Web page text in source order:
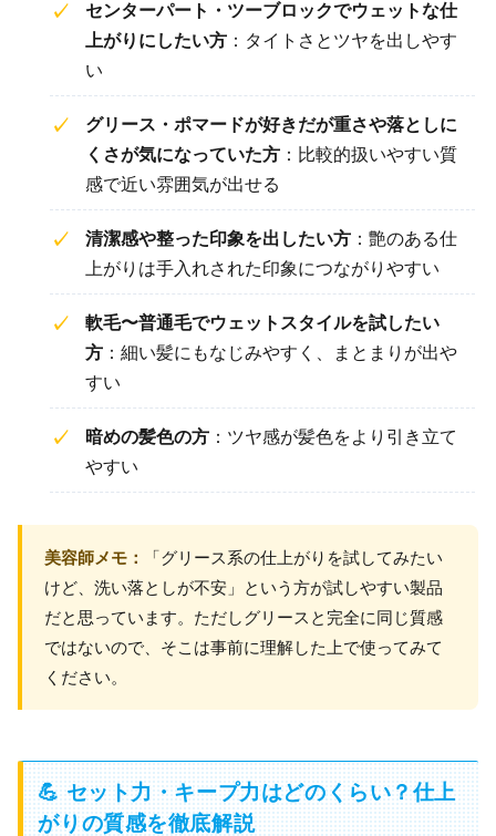
センターパート・ツーブロックでウェットな仕
上がりにしたい方 ：タイトさとツヤを出しやす
い
グリース・ポマードが好きだが重さや落としに
くさが気になっていた方 ：比較的扱いやすい質
感で近い雰囲気が出せる
清潔感や整った印象を出したい方 ：艶のある仕
上がりは手入れされた印象につながりやすい
軟毛〜普通毛でウェットスタイルを試したい
方 ：細い髪にもなじみやすく、まとまりが出や
すい
暗めの髪色の方 ：ツヤ感が髪色をより引き立て
やすい
美容師メモ：
「グリース系の仕上がりを試してみたい
けど、洗い落としが不安」という方が試しやすい製品
だと思っています。ただしグリースと完全に同じ質感
ではないので、そこは事前に理解した上で使ってみて
ください。
💪 セット力・キープ力はどのくらい？仕上
がりの質感を徹底解説